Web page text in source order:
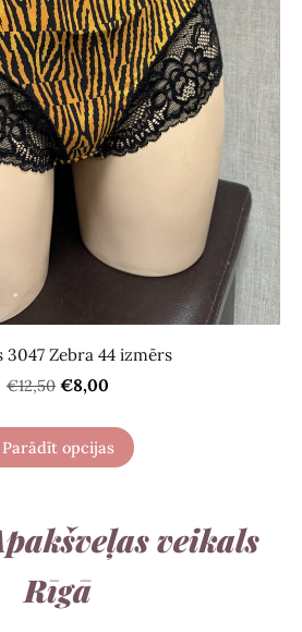
veikals
Rīgā
3047 Zebra 44 izmērs
€12,50 €8,00
Parādīt opcijas